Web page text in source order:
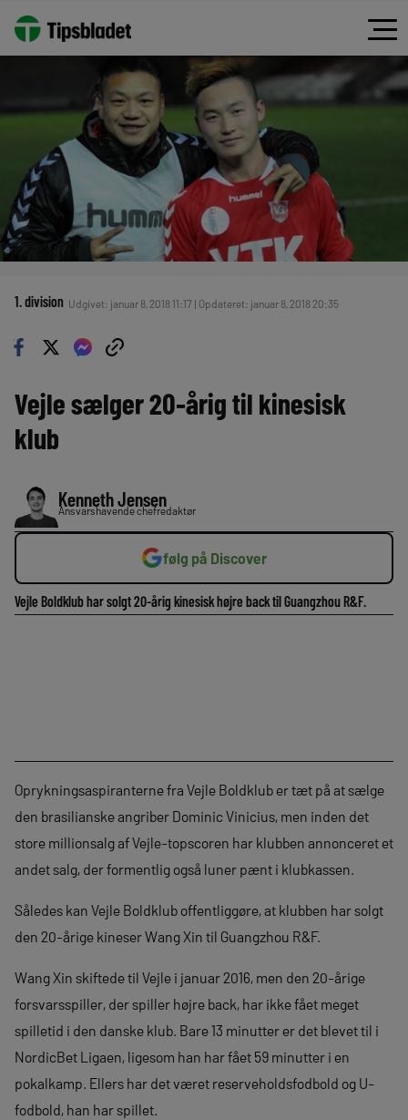
1. division Udgivet: januar 8, 2018 11:17 | Opdateret: januar 8, 2018 20:35
Vejle sælger 20-årig til kinesisk
klub
Kenneth Jensen
Ansvarshavende chefredaktør
følg på Discover
Vejle Boldklub har solgt 20-årig kinesisk højre back til Guangzhou R&F.
Oprykningsaspiranterne fra Vejle Boldklub er tæt på at sælge
den brasilianske angriber Dominic Vinicius, men inden det
store millionsalg af Vejle-topscoren har klubben annonceret et
andet salg, der formentlig også luner pænt i klubkassen.
Således kan Vejle Boldklub offentliggøre, at klubben har solgt
den 20-årige kineser Wang Xin til Guangzhou R&F.
Wang Xin skiftede til Vejle i januar 2016, men den 20-årige
forsvarsspiller, der spiller højre back, har ikke fået meget
spilletid i den danske klub. Bare 13 minutter er det blevet til i
NordicBet Ligaen, ligesom han har fået 59 minutter i en
pokalkamp. Ellers har det været reserveholdsfodbold og U-
fodbold, han har spillet.